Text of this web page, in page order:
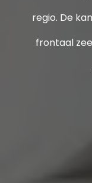
regio. De
frontaal